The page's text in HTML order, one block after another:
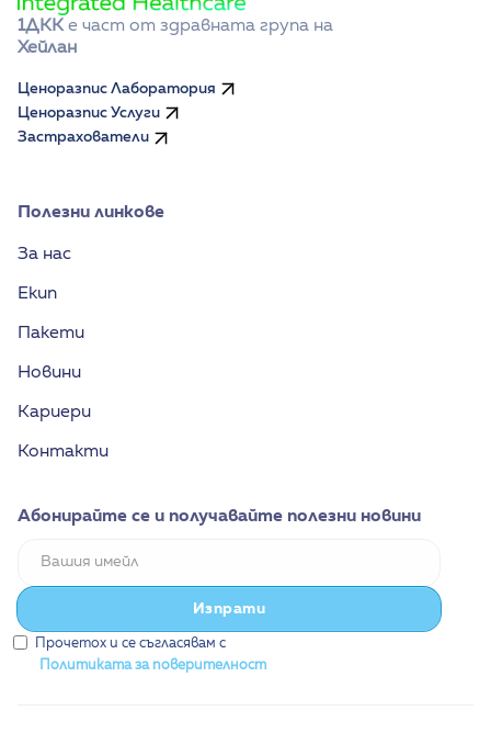
1ДКК
Хейлан
Ценоразпис Лаборатория
Ценоразпис Услуги
Застрахователи
Полезни линкове
За нас
Екип
Пакети
Новини
Кариери
Контакти
Абонирайте се и получавайте полезни новини
Прочетох и се съгласявам с
Политиката за поверителност